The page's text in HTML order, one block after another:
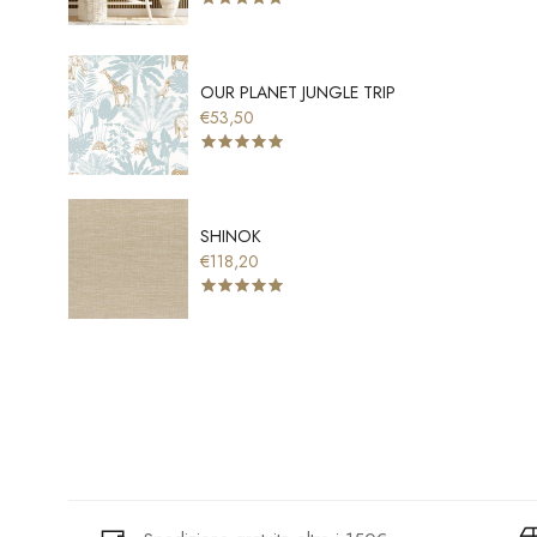
OUR PLANET JUNGLE TRIP
€53,50
SHINOK
€118,20